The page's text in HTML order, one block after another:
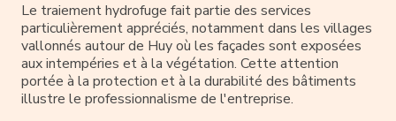
Le traiement hydrofuge fait partie des services
particulièrement appréciés, notamment dans les villages
vallonnés autour de Huy où les façades sont exposées
aux intempéries et à la végétation. Cette attention
portée à la protection et à la durabilité des bâtiments
illustre le professionnalisme de l'entreprise.